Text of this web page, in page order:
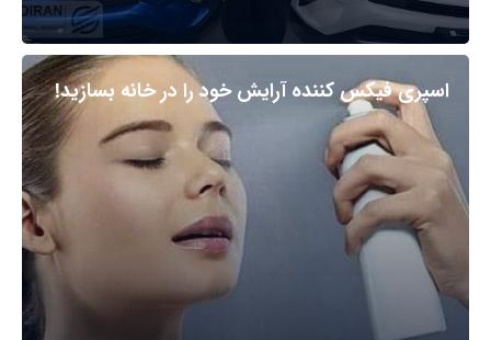
اسپری فیکس کننده آرایش خود را در خانه بسازید!